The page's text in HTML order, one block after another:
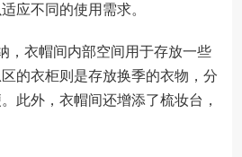
应不同的使用需求。
，衣帽间内部空间用于存放一些
的衣柜则是存放换季的衣物，分
此外，衣帽间还增添了梳妆台，